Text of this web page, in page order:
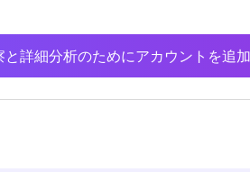
詳細分析のためにアカウントを追加